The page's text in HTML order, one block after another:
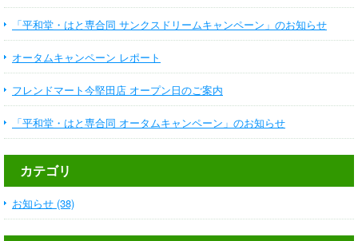
「平和堂・はと専合同 サンクスドリームキャンペーン」のお知らせ
オータムキャンペーン レポート
フレンドマート今堅田店 オープン日のご案内
「平和堂・はと専合同 オータムキャンペーン」のお知らせ
カテゴリ
お知らせ (38)